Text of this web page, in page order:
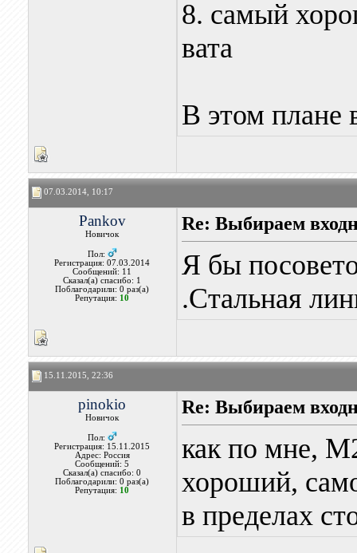
8. самый
вата
В этом
07.03.2014, 10:17
Pankov
Новичок
Пол:
Регистрация: 07.03.2014
Сообщений: 11
Сказал(а) спасибо: 1
Поблагодарили: 0 раз(а)
Репутация: 10
Re: Выбираем
Я бы
.Стальная
15.11.2015, 22:36
pinokio
Новичок
Пол:
Регистрация: 15.11.2015
Адрес: Россия
Сообщений: 5
Сказал(а) спасибо: 0
Поблагодарили: 0 раз(а)
Репутация: 10
Re: Выбираем
как по мне,
хороший,
в пределах